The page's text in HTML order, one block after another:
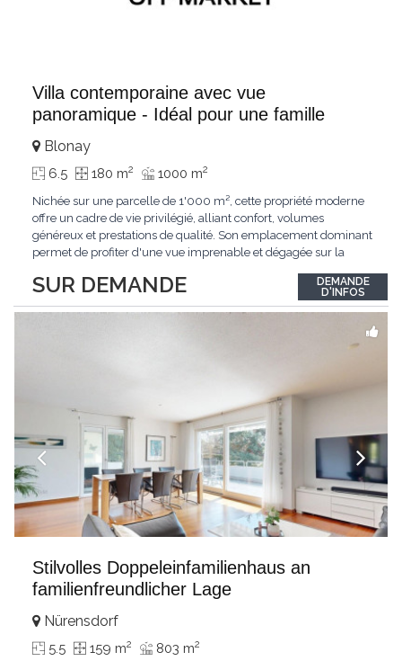
Villa contemporaine avec vue
panoramique - Idéal pour une famille
SUR DEMANDE
Blonay
6.5 180 m2 1000 m2
Nichée sur une parcelle de 1'000 m², cette propriété moderne
offre un cadre de vie privilégié, alliant confort, volumes
généreux et prestations de qualité. Son emplacement dominant
permet de profiter d'une vue imprenable et dégagée sur la
excavé, cette villa propose une surface habitable utile de plus
de 260 m², soigneusement...
DEMANDE
D'INFOS
Stilvolles Doppeleinfamilienhaus an
familienfreundlicher Lage
Nürensdorf
5.5 159 m2 803 m2